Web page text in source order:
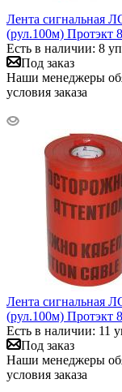
Лента сигнальная
(рул.100м) Протэкт
Есть в наличии: 8
Под заказ
Наши менеджеры
условия заказа
Лента сигнальная
(рул.100м) Протэкт
Есть в наличии: 11
Под заказ
Наши менеджеры
условия заказа